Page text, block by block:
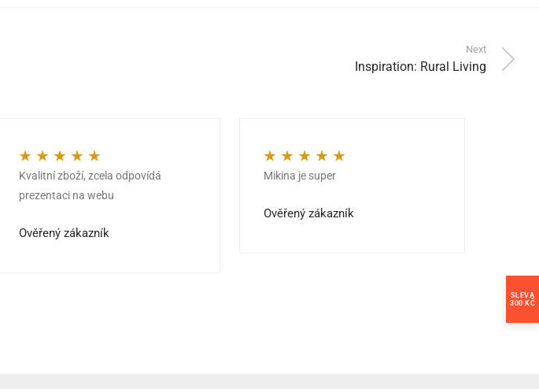
Next
Inspiration: Rural Living
Hodnocení5z 5
Kvalitní zboží, zcela odpovídá
prezentaci na webu
Ověřený zákazník
Hodnocení5z 5
Mikina je super
Ověřený zákazník
SLEVA
300 KČ